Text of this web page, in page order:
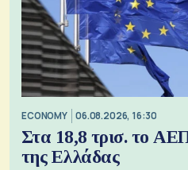
ECONOMY 06.08.2026, 16:30
Στα 18,8 τρισ. το
της Ελλάδας